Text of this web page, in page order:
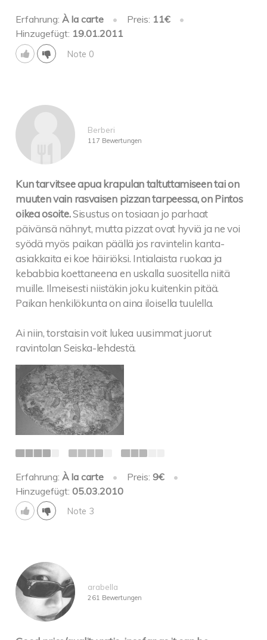
Erfahrung:À la carte • Preis: 11€
•
Hinzugefügt: 19.01.2011
Note 0
Berberi
117 Bewertungen
Kun tarvitsee apua krapulan taltuttamiseen tai on
muuten vain rasvaisen pizzan tarpeessa, on Pintos
oikea osoite.Sisustus on tosiaan jo parhaat
päivänsä nähnyt, mutta pizzat ovat hyviä ja ne voi
syödä myös paikan päällä jos ravintelin kanta-
asiakkaita ei koe häiriöksi. Intialaista ruokaa ja
kebabbia koettaneena en uskalla suositella niitä
muille. Ilmeisesti niistäkin joku kuitenkin pitää.
Paikan henkilökunta on aina iloisella tuulella.
Ai niin, torstaisin voit lukea uusimmat juorut
ravintolan Seiska-lehdestä.
Erfahrung:À la carte • Preis: 9€
•
Hinzugefügt:05.03.2010
Note 3
arabella
261 Bewertungen